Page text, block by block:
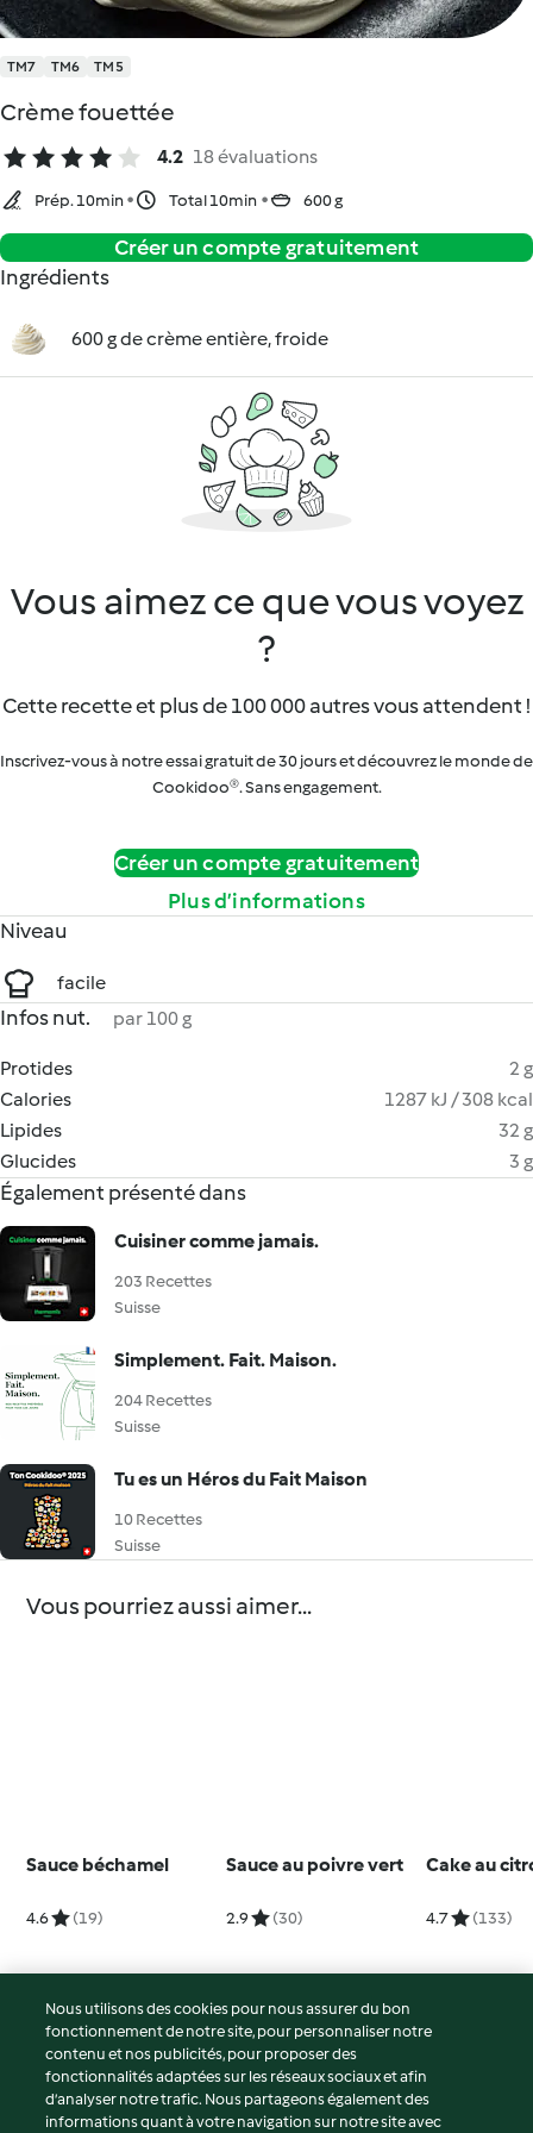
TM7 TM6 TM5
Crème fouettée
4.2 18 évaluations
Prép. 10min Total 10min 600 g
Créer un compte gratuitement
Ingrédients
600 g de crème entière, froide
Vous aimez ce que vous voyez
?
Cette recette et plus de 100 000 autres vous attendent !
Inscrivez-vous à notre essai gratuit de 30 jours et découvrez le monde de
Cookidoo®. Sans engagement.
Créer un compte gratuitement
Plus d’informations
Niveau
facile
Infos nut. par 100 g
Protides
2 g
Calories
1287 kJ / 308 kcal
Lipides
32 g
Glucides
3 g
Également présenté dans
Cuisiner comme jamais.
203 Recettes
Suisse
Simplement. Fait. Maison.
204 Recettes
Suisse
Tu es un Héros du Fait Maison
10 Recettes
Suisse
Vous pourriez aussi aimer...
Sauce béchamel
4.6 (19)
Sauce au poivre vert
2.9 (30)
Cake au
4.7 (133)
© Copyright 2026
Conditions d'utilisation
Politique de confidentialité
Nous utilisons des cookies pour nous assurer du bon
fonctionnement de notre site, pour personnaliser notre
contenu et nos publicités, pour proposer des
fonctionnalités adaptées sur les réseaux sociaux et afin
d’analyser notre trafic. Nous partageons également des
informations quant à votre navigation sur notre site avec